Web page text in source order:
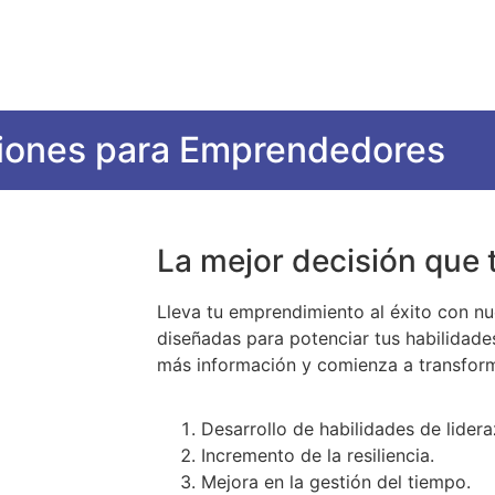
para Emprendedores
La mejor decisión que
Lleva tu emprendimiento al éxito con
diseñadas para potenciar tus
más información y comienza a
Desarrollo de habilidades de
Incremento de la resiliencia.
Mejora en la gestión del tiempo.